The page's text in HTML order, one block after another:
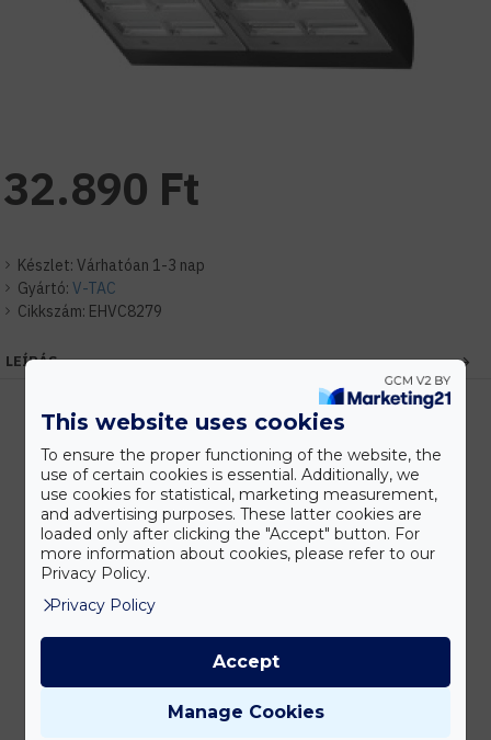
Készlet: Várhatóan 1-3 nap
Gyártó: V-TAC
Cikkszám: EHVC8279
32.890 Ft
LEÍRÁS
Kedvezmények
Vásárolj nagyobb mennyiségben és megadjuk a legjobb gyártói árakat.
Készleten lévő termékeinket akár 24 órán belül megkaphatod!
Tanácsadás
Írd meg nekünk elgondolásodat és munkatársunk segít az elképzeléseid
This website uses cookies
To ensure the proper functioning of the website, the
use of certain cookies is essential. Additionally, we
use cookies for statistical, marketing measurement,
and advertising purposes. These latter cookies are
loaded only after clicking the "Accept" button. For
more information about cookies, please refer to our
Privacy Policy.
Privacy Policy
Manage Cookies
Accept